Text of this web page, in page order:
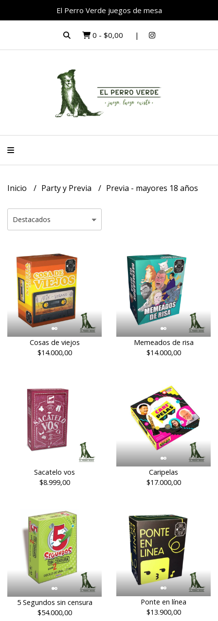
El Perro Verde juegos de mesa
0 - $0,00
Inicio Party y Previa Previa - mayores 18 años
Cosas de viejos
$14.000,00
Memeados de risa
$14.000,00
Sacatelo vos
$8.999,00
Caripelas
$17.000,00
5 Segundos sin censura
$54.000,00
Ponte en línea
$13.900,00